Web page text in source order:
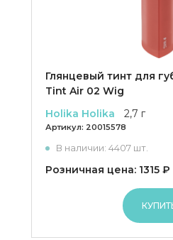
Глянцевый тинт для
Tint Air 02 Wig
Holika Holika
2,7 г
Артикул: 20015578
В наличии: 4407 шт.
Розничная цена: 1315 ₽